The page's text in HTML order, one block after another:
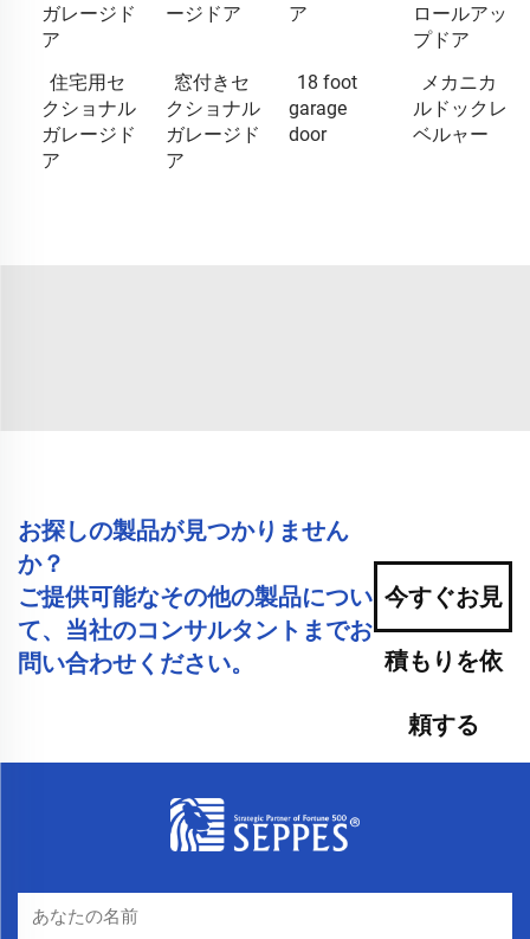
ガレージド
ア
ージドア
ア
ロールアッ
プドア
住宅用セ
クショナル
ガレージド
ア
窓付きセ
クショナル
ガレージド
ア
18 foot
garage
door
メカニカ
ルドックレ
ベルャー
お探しの製品が見つかりません
か？
ご提供可能なその他の製品につい
て、当社のコンサルタントまでお
問い合わせください。
今すぐお見
積もりを依
頼する